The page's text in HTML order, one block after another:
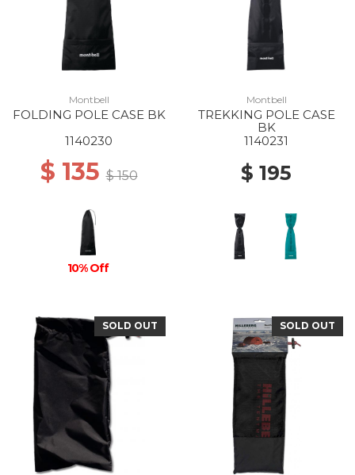
Montbell
FOLDING POLE CASE BK
1140230
$ 135$ 150
10% Off
Montbell
TREKKING POLE CASE
BK
1140231
$ 195
SOLD OUT SOLD OUT